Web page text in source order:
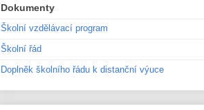
Dokumenty
Školní vzdělávací program
Školní řád
Doplněk školního řádu k distanční výuce